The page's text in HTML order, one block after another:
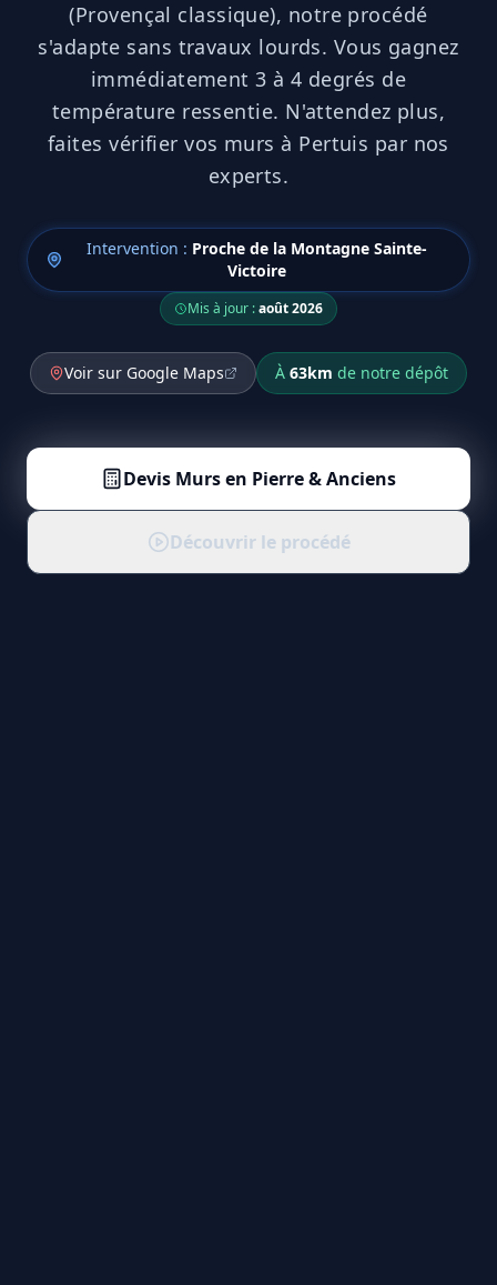
(Provençal classique), notre procédé
s'adapte sans travaux lourds. Vous gagnez
immédiatement 3 à 4 degrés de
température ressentie. N'attendez plus,
faites vérifier vos murs à Pertuis par nos
experts.
Intervention : Proche de la Montagne Sainte-
Victoire
Mis à jour :août 2026
Voir sur Google Maps À 63km de notre dépôt
Devis Murs en Pierre & Anciens
Découvrir le procédé